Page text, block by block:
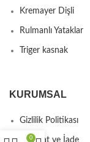
Kremayer Dişli
Rulmanlı Yataklar
Triger kasnak
KURUMSAL
Gizlilik Politikası
Teslimat ve İade
0